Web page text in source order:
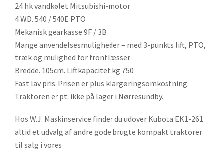
24 hk vandkølet Mitsubishi-motor
4 WD. 540 / 540E PTO
Mekanisk gearkasse 9F / 3B
Mange anvendelsesmuligheder – med 3-punkts lift, PTO,
træk og mulighed for frontlæsser
Bredde. 105cm. Liftkapacitet kg 750
Fast lav pris. Prisen er plus klargøringsomkostning.
Traktoren er pt. ikke på lager i Nørresundby.
Hos W.J. Maskinservice finder du udover Kubota EK1-261
altid et udvalg af andre gode brugte kompakt traktorer
til salg i vores